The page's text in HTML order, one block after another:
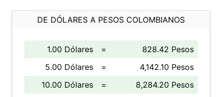
DE DÓLARES A PESOS COLOMBIANOS
1.00 Dólares =
828.42 Pesos
5.00 Dólares
=
4,142.10 Pesos
10.00 Dólares
=
8,284.20 Pesos